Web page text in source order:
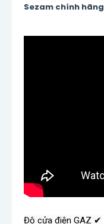
Sezam chính hãng
Độ cửa điện GAZ ✔